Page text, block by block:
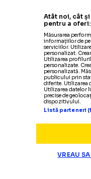
Atât noi, cât
pentru a oferi:
Măsurarea
informațiilor de
serviciilor.
personalizat.
Utilizarea
personalizate.
personalizată.
publicului prin
diferite. Utilizarea
Utilizarea datelor
precise de
dispozitivului.
Listă parteneri
VREAU